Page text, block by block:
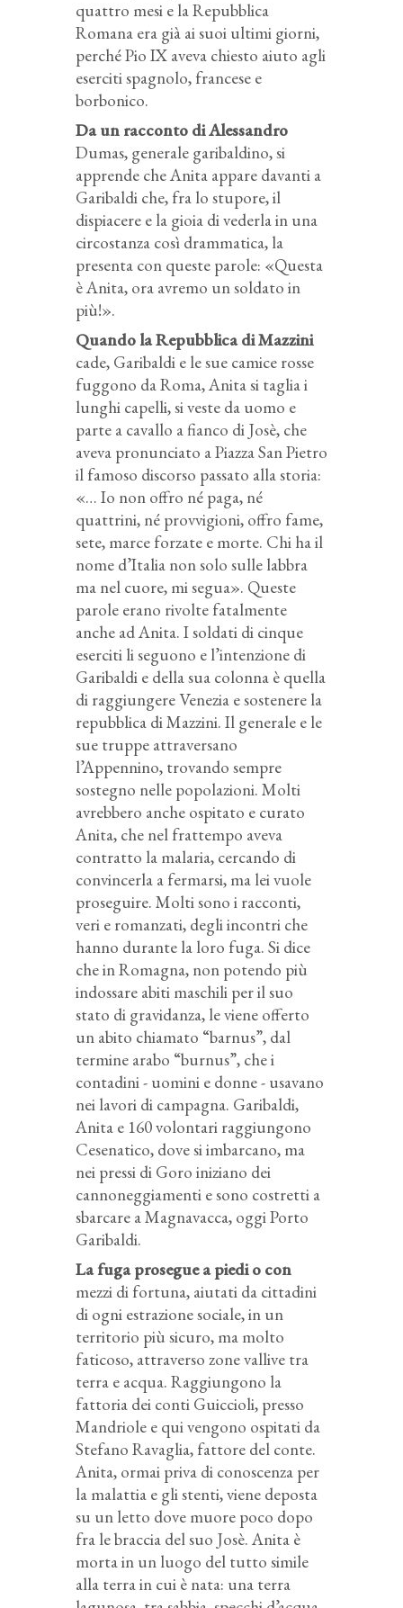
quattro mesi e la Repubblica
Romana era già ai suoi ultimi giorni,
perché Pio IX aveva chiesto aiuto agli
eserciti spagnolo, francese e
borbonico.
Da un racconto di Alessandro
Dumas, generale garibaldino, si
apprende che Anita appare davanti a
Garibaldi che, fra lo stupore, il
dispiacere e la gioia di vederla in una
circostanza così drammatica, la
presenta con queste parole: «Questa
è Anita, ora avremo un soldato in
più!».
Quando la Repubblica di Mazzini
cade, Garibaldi e le sue camice rosse
fuggono da Roma, Anita si taglia i
lunghi capelli, si veste da uomo e
parte a cavallo a fianco di Josè, che
aveva pronunciato a Piazza San Pietro
il famoso discorso passato alla storia:
«… Io non offro né paga, né
quattrini, né provvigioni, offro fame,
sete, marce forzate e morte. Chi ha il
nome d’Italia non solo sulle labbra
ma nel cuore, mi segua». Queste
parole erano rivolte fatalmente
anche ad Anita. I soldati di cinque
eserciti li seguono e l’intenzione di
Garibaldi e della sua colonna è quella
di raggiungere Venezia e sostenere la
repubblica di Mazzini. Il generale e le
sue truppe attraversano
l’Appennino, trovando sempre
sostegno nelle popolazioni. Molti
avrebbero anche ospitato e curato
Anita, che nel frattempo aveva
contratto la malaria, cercando di
convincerla a fermarsi, ma lei vuole
proseguire. Molti sono i racconti,
veri e romanzati, degli incontri che
hanno durante la loro fuga. Si dice
che in Romagna, non potendo più
indossare abiti maschili per il suo
stato di gravidanza, le viene offerto
un abito chiamato “barnus”, dal
termine arabo “burnus”, che i
contadini - uomini e donne - usavano
nei lavori di campagna. Garibaldi,
Anita e 160 volontari raggiungono
Cesenatico, dove si imbarcano, ma
nei pressi di Goro iniziano dei
cannoneggiamenti e sono costretti a
sbarcare a Magnavacca, oggi Porto
Garibaldi.
La fuga prosegue a piedi o con
mezzi di fortuna, aiutati da cittadini
di ogni estrazione sociale, in un
territorio più sicuro, ma molto
faticoso, attraverso zone vallive tra
terra e acqua. Raggiungono la
fattoria dei conti Guiccioli, presso
Mandriole e qui vengono ospitati da
Stefano Ravaglia, fattore del conte.
Anita, ormai priva di conoscenza per
la malattia e gli stenti, viene deposta
su un letto dove muore poco dopo
fra le braccia del suo Josè. Anita è
morta in un luogo del tutto simile
alla terra in cui è nata: una terra